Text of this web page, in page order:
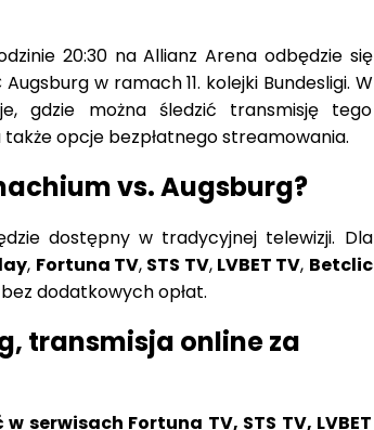
20:30 na Allianz Arena odbędzie się
w ramach 11. kolejki Bundesligi. W
gdzie można śledzić transmisję tego
opcje bezpłatnego streamowania.
vs. Augsburg?
dostępny w tradycyjnej telewizji. Dla
, Fortuna TV, STS TV, LVBET TV, Betclic
dodatkowych opłat.
transmisja online za
serwisach Fortuna TV, STS TV, LVBET